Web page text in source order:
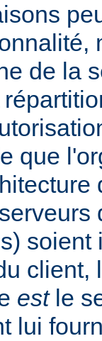
de la
que
client,
estle
lui